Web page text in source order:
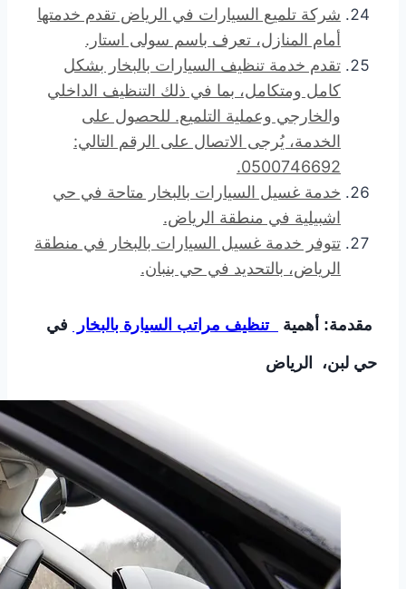
شركة تلميع السيارات في الرياض تقدم خدمتها
أمام المنازل، تعرف باسم سولى استار.
تقدم خدمة تنظيف السيارات بالبخار بشكل
كامل ومتكامل، بما في ذلك التنظيف الداخلي
والخارجي وعملية التلميع. للحصول على
الخدمة، يُرجى الاتصال على الرقم التالي:
0500746692.
خدمة غسيل السيارات بالبخار متاحة في حي
اشبيلية في منطقة الرياض.
تتوفر خدمة غسيل السيارات بالبخار في منطقة
الرياض، بالتحديد في حي بنبان.
مقدمة: أهمية تنظيف مراتب السيارة بالبخار في
حي لبن، الرياض